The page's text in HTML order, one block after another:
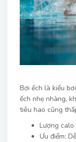
Bơi ếch là kiểu
ếch nhẹ nhàng,
tiêu hao cũng
Lượng calo
Ưu điểm: